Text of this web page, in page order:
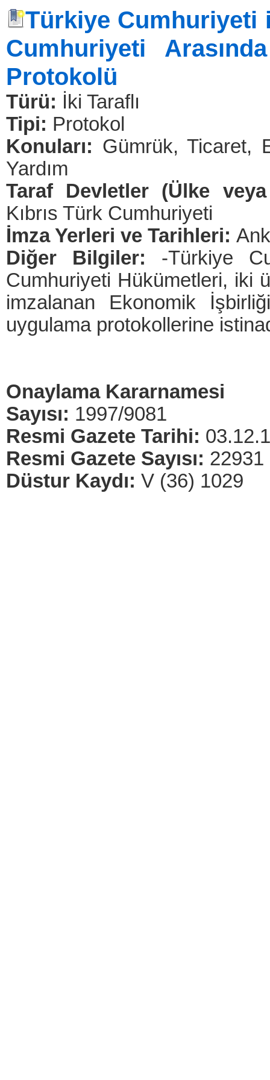
Türkiye Cumhuriyeti
Cumhuriyeti
Protokolü
Türü: İki Taraflı
Tipi: Protokol
Konuları: Gümrük, Ticaret,
Yardım
Taraf Devletler (Ülke
Kıbrıs Türk Cumhuriyeti
İmza Yerleri ve Tarihleri:
Diğer Bilgiler: -Türkiye
Cumhuriyeti Hükümetleri, iki
imzalanan Ekonomik
uygulama protokollerine
Onaylama Kararnamesi
Sayısı: 1997/9081
Resmi Gazete Tarihi:
Resmi Gazete Sayısı: 22931
Düstur Kaydı: V (36) 1029